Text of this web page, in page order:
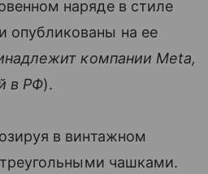
наряде в стиле
опубликованы на ее
компании Meta,
в РФ).
в винтажном
чашками.